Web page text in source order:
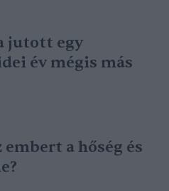
jutott egy
év mégis más
a hőség és